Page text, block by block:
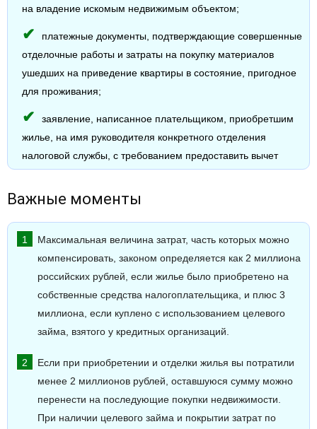
на владение искомым недвижимым объектом;
платежные документы, подтверждающие совершенные
отделочные работы и затраты на покупку материалов
ушедших на приведение квартиры в состояние, пригодное
для проживания;
заявление, написанное плательщиком, приобретшим
жилье, на имя руководителя конкретного отделения
налоговой службы, с требованием предоставить вычет
Важные моменты
Максимальная величина затрат, часть которых можно
компенсировать, законом определяется как 2 миллиона
российских рублей, если жилье было приобретено на
собственные средства налогоплательщика, и плюс 3
миллиона, если куплено с использованием целевого
займа, взятого у кредитных организаций.
Если при приобретении и отделки жилья вы потратили
менее 2 миллионов рублей, оставшуюся сумму можно
перенести на последующие покупки недвижимости.
При наличии целевого займа и покрытии затрат по